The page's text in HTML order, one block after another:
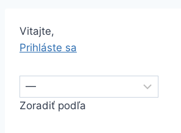
Vitajte,
Prihláste sa
Zoradiť podľa